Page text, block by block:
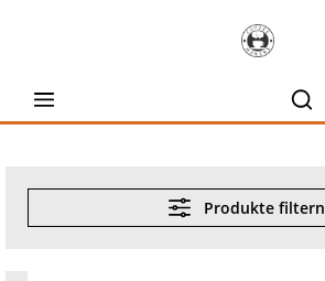
Produkte filtern